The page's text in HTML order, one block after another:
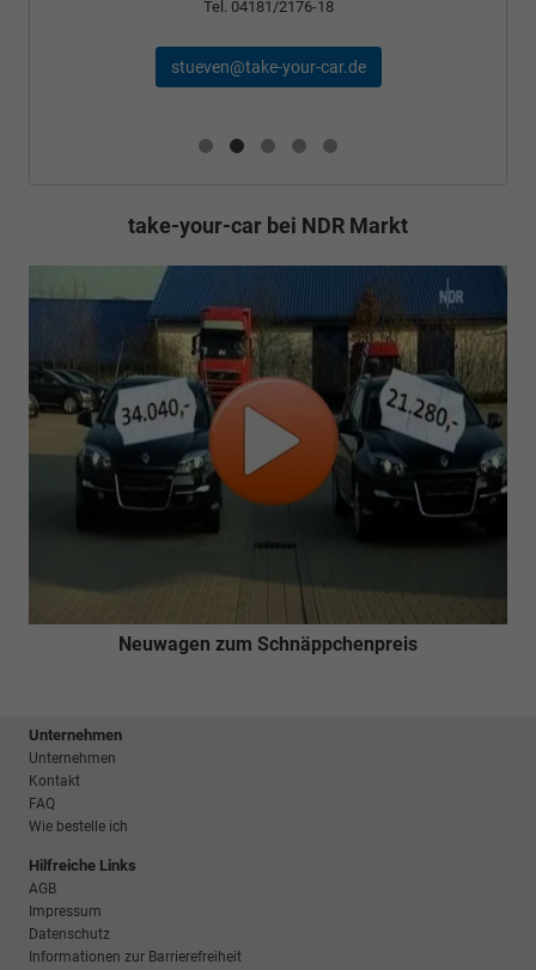
Tel. 04181/2176-18
stueven@take-your-car.de
take-your-car bei NDR Markt
Neuwagen zum Schnäppchenpreis
Unternehmen
Unternehmen
Kontakt
FAQ
Wie bestelle ich
Hilfreiche Links
AGB
Impressum
Datenschutz
Informationen zur Barrierefreiheit